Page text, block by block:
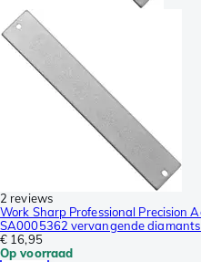
2 reviews
Work Sharp Professional Precision
SA0005362 vervangende
€ 16,95
Op voorraad